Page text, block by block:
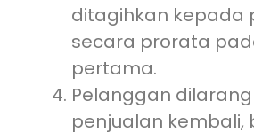
ditagihkan kepada
secara prorata
pertama.
Pelanggan
penjualan kembali,